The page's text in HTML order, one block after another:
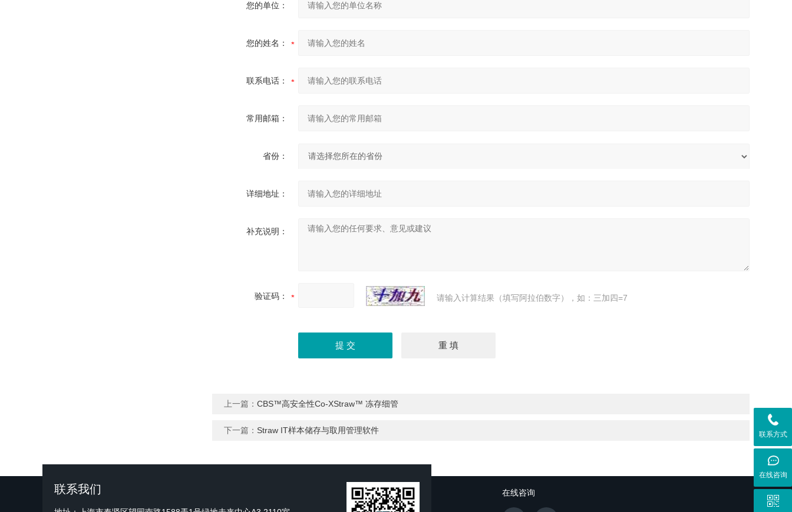
您的单位：
您的姓名：
联系电话：
常用邮箱：
省份：
详细地址：
补充说明：
验证码： 请输入计算结果（填写阿拉伯数字），如：三加四=7
上一篇： CBS™高安全性Co-XStraw™ 冻存细管
下一篇： Straw IT样本储存与取用管理软件
联系我们 在线咨询
联系方式
在线咨询